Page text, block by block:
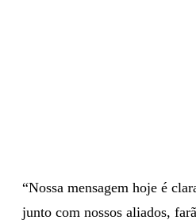
“Nossa mensagem hoje é
junto com nossos aliados,